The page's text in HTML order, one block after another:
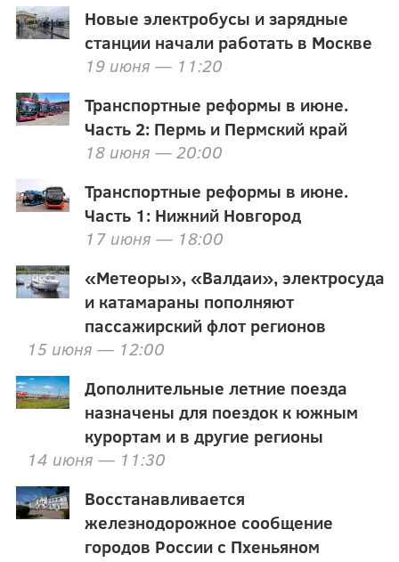
Новые электробусы и зарядные
станции начали работать в Москве
19 июня — 11:20
Транспортные реформы в июне.
Часть 2: Пермь и Пермский край
18 июня — 20:00
Транспортные реформы в июне.
Часть 1: Нижний Новгород
17 июня — 18:00
«Метеоры», «Валдаи», электросуда
и катамараны пополняют
пассажирский флот регионов
15 июня — 12:00
Дополнительные летние поезда
назначены для поездок к южным
курортам и в другие регионы
14 июня — 11:30
Восстанавливается
железнодорожное сообщение
городов России с Пхеньяном